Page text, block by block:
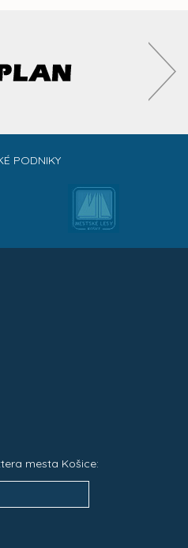
PODNIKY
mesta Košice: